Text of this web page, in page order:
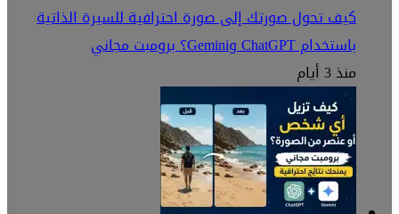
كيف تحول صورتك إلى صورة احترافية للسيرة الذاتية
باستخدام ChatGPT وGemini؟ برومبت مجاني
منذ 3 أيام